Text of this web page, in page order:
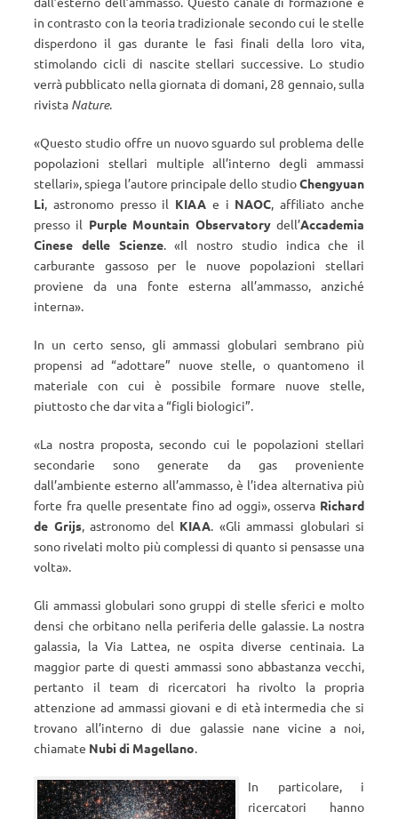
in contrasto con la teoria tradizionale secondo cui le stelle
disperdono il gas durante le fasi finali della loro vita,
stimolando cicli di nascite stellari successive. Lo studio
verrà pubblicato nella giornata di domani, 28 gennaio, sulla
rivista Nature.
«Questo studio offre un nuovo sguardo sul problema delle
popolazioni stellari multiple all’interno degli ammassi
stellari», spiega l’autore principale dello studioChengyuan
Li, astronomo presso il KIAA e i NAOC, affiliato anche
presso il Purple Mountain Observatorydell’Accademia
Cinese delle Scienze.«Il nostro studio indica che il
carburante gassoso per le nuove popolazioni stellari
proviene da una fonte esterna all’ammasso, anziché
interna».
In un certo senso, gli ammassi globulari sembrano più
propensi ad “adottare” nuove stelle, o quantomeno il
materiale con cui è possibile formare nuove stelle,
piuttosto che dar vita a “figli biologici”.
«La nostra proposta, secondo cui le popolazioni stellari
secondarie sono generate da gas proveniente
dall’ambiente esterno all’ammasso, è l’idea alternativa più
forte fra quelle presentate fino ad oggi», osserva Richard
de Grijs, astronomo del KIAA. «Gli ammassi globulari si
sono rivelati molto più complessi di quanto si pensasse una
volta».
Gli ammassi globulari sono gruppi di stelle sferici e molto
densi che orbitano nella periferia delle galassie. La nostra
galassia, la Via Lattea, ne ospita diverse centinaia. La
maggior parte di questi ammassi sono abbastanza vecchi,
pertanto il team di ricercatori ha rivolto la propria
attenzione ad ammassi giovani e di età intermedia che si
trovano all’interno di due galassie nane vicine a noi,
chiamate Nubi di Magellano.
In particolare, i
ricercatori hanno